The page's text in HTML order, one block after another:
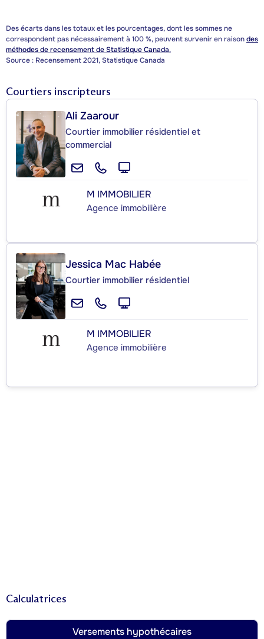
Des écarts dans les totaux et les pourcentages, dont les sommes ne
correspondent pas nécessairement à 100 %, peuvent survenir en raisondes
méthodes de recensement de Statistique Canada.
Source : Recensement 2021, Statistique Canada
Courtiers inscripteurs
Ali Zaarour
Courtier immobilier résidentiel et
commercial
M IMMOBILIER
Agence immobilière
Jessica Mac Habée
Courtier immobilier résidentiel
M IMMOBILIER
Agence immobilière
Calculatrices
Versements hypothécaires